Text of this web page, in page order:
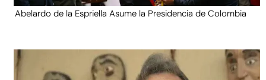
Abelardo de la Espriella Asume la Presidencia de Colombia